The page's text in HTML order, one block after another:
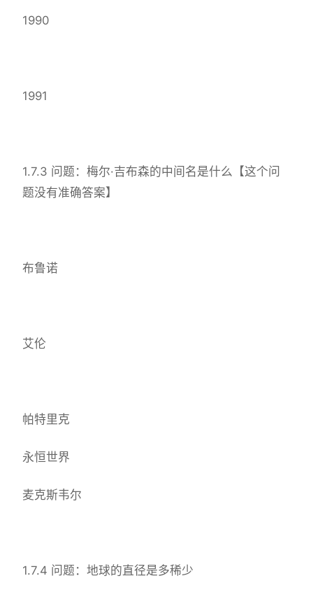
1990
1991
1.7.3 问题：梅尔·吉布森的中间名是什么【这个问
题没有准确答案】
布鲁诺
艾伦
帕特里克
永恒世界
麦克斯韦尔
1.7.4 问题：地球的直径是多稀少